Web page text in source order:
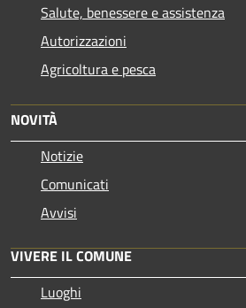
Salute, benessere e assistenza
Autorizzazioni
Agricoltura e pesca
NOVITÀ
Notizie
Comunicati
Avvisi
VIVERE IL COMUNE
Luoghi